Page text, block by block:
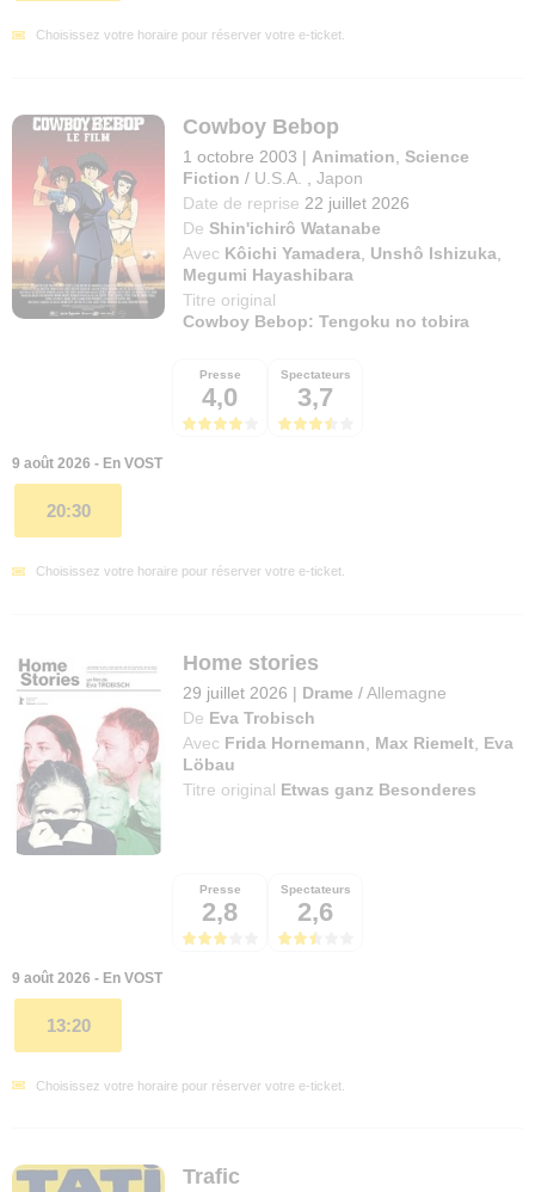
Choisissez votre horaire pour réserver votre e-ticket.
Cowboy Bebop
1 octobre 2003 | Animation ,Science
Fiction / U.S.A. ,Japon
Date de reprise 22 juillet 2026
De Shin'ichirô Watanabe
Avec Kôichi Yamadera Unshô Ishizuka
Megumi Hayashibara
Titre original
Cowboy Bebop: Tengoku no tobira
Presse
4,0
Spectateurs
3,7
9 août 2026 - En VOST
20:30
Choisissez votre horaire pour réserver votre e-ticket.
Home stories
29 juillet 2026 | Drame / Allemagne
De Eva Trobisch
Avec Frida Hornemann Max Riemelt Eva
Löbau
Titre original Etwas ganz Besonderes
Presse
2,8
Spectateurs
2,6
9 août 2026 - En VOST
13:20
Choisissez votre horaire pour réserver votre e-ticket.
Trafic